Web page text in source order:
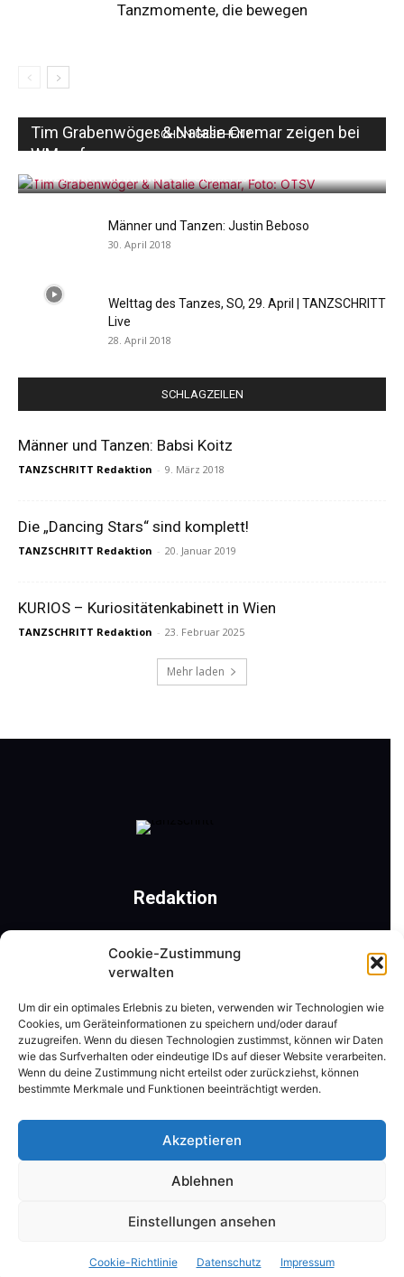
Cookie-Zustimmung
verwalten
Um dir ein optimales Erlebnis zu bieten, verwenden wir Technologien wie
Cookies, um Geräteinformationen zu speichern und/oder darauf
zuzugreifen. Wenn du diesen Technologien zustimmst, können wir Daten
wie das Surfverhalten oder eindeutige IDs auf dieser Website verarbeiten.
Wenn du deine Zustimmung nicht erteilst oder zurückziehst, können
bestimmte Merkmale und Funktionen beeinträchtigt werden.
Akzeptieren
Ablehnen
Einstellungen ansehen
Cookie-Richtlinie Datenschutz Impressum
Tanzmomente, die bewegen
SCHON GESEHEN?
Tim Grabenwöger & Natalie Cremar zeigen bei
WM auf
TANZSCHRITT Redaktion - 20. Oktober 2019 0
Männer und Tanzen: Justin Beboso
30. April 2018
Welttag des Tanzes, SO, 29. April | TANZSCHRITT
Live
28. April 2018
SCHLAGZEILEN
Männer und Tanzen: Babsi Koitz
TANZSCHRITT Redaktion - 9. März 2018
Die „Dancing Stars“ sind komplett!
TANZSCHRITT Redaktion - 20. Januar 2019
KURIOS – Kuriositätenkabinett in Wien
TANZSCHRITT Redaktion - 23. Februar 2025
Mehr laden
Redaktion
Mobil: +43 650 31 22 477 | Tel.: +43 4229 40 261
Kontaktieren Sie uns: redaktion@tanzschritt.at
Datenschutz Impressum Über uns Newsletter